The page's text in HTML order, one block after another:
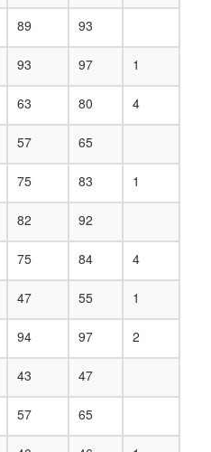
89 93
93 97 1
63 80 4
57 65
75 83 1
82 92
75 84 4
47 55 1
94 97 2
43 47
57 65